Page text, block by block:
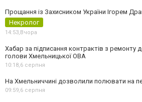
Прощання із Захисником України Ігорем
Некролог
14:53, Вчора
Хабар за підписання контрактів з ремонту
голови Хмельницької ОВА
10:18,6 серпня
На Хмельниччині дозволили полювати на
09:59,6 серпня